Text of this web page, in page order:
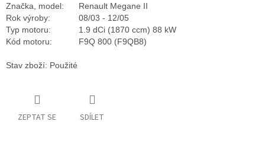
Značka, model:
Renault Megane II
Rok výroby:
08/03 - 12/05
Typ motoru:
1.9 dCi (1870 ccm) 88 kW
Kód motoru:
F9Q 800 (F9QB8)
Stav zboží: Použité
ZEPTAT SE SDÍLET